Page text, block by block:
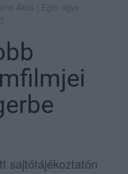
Ákos | Eger ügye
sajtótájékoztatón